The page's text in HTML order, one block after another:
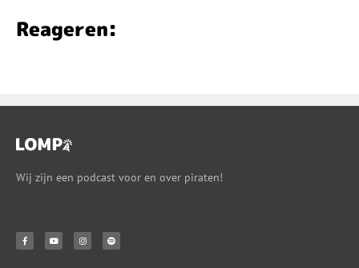
Reageren:
Wij zijn een podcast voor en over piraten!